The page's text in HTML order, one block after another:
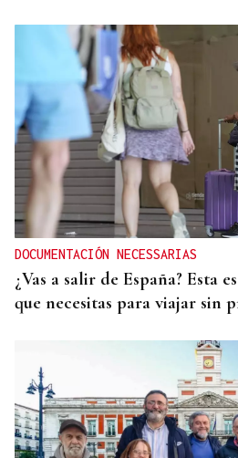
DOCUMENTACIÓN NECESSARIAS
¿Vas a salir de España? Esta
que necesitas para viajar sin